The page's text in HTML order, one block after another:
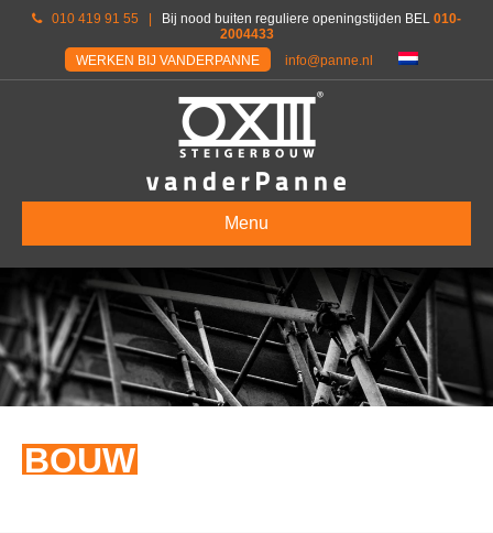
010 419 91 55 Bij nood buiten reguliere openingstijden BEL 010-
2004433
WERKEN BIJ VANDERPANNE
info@panne.nl
Menu
BOUW